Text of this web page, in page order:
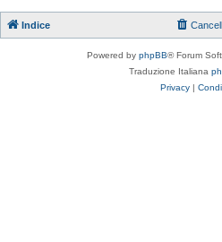
Indice
Powered by phpBB® Forum
Traduzione Italiana
Privacy |